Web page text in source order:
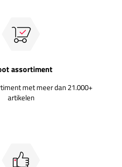
assortiment
met meer dan 21.000+
artikelen